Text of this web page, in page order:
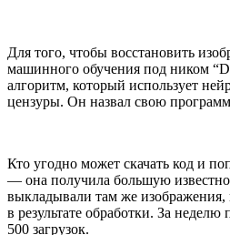
Для того, чтобы восстановить
машинного обучения под ником
алгоритм, который использует
цензуры. Он назвал свою
Кто угодно может скачать код и
— она получила большую
выкладывали там же
в результате обработки. За
500 загрузок.